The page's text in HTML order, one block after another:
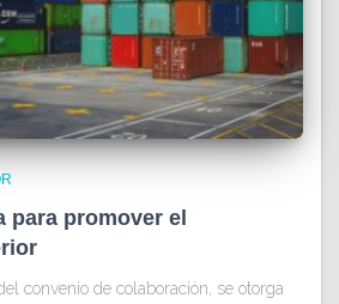
para promover el
convenio de colaboración, se otorga